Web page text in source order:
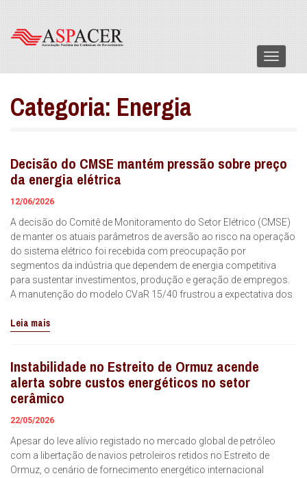
Menu
Categoria: Energia
Decisão do CMSE mantém pressão sobre preço
da energia elétrica
12/06/2026
A decisão do Comitê de Monitoramento do Setor Elétrico (CMSE)
de manter os atuais parâmetros de aversão ao risco na operação
do sistema elétrico foi recebida com preocupação por
segmentos da indústria que dependem de energia competitiva
para sustentar investimentos, produção e geração de empregos.
A manutenção do modelo CVaR 15/40 frustrou a expectativa dos
Leia mais
Instabilidade no Estreito de Ormuz acende
alerta sobre custos energéticos no setor
cerâmico
22/05/2026
Apesar do leve alívio registado no mercado global de petróleo
com a libertação de navios petroleiros retidos no Estreito de
Ormuz, o cenário de fornecimento energético internacional